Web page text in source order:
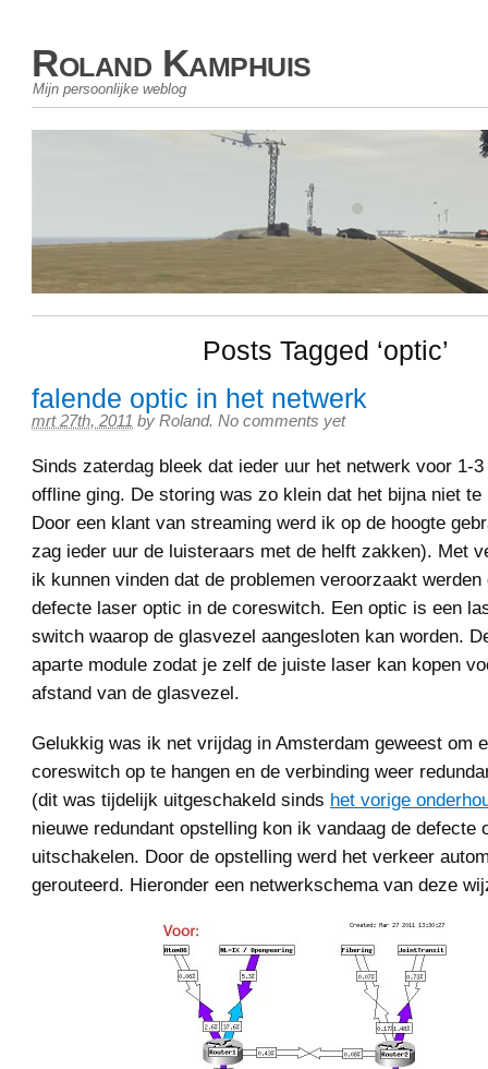
Roland Kamphuis
Mijn persoonlijke weblog
Posts Tagged ‘optic’
falende optic in het netwerk
mrt 27th, 2011 by Roland. No comments yet
Sinds zaterdag bleek dat ieder uur het netwerk voor 1-
offline ging. De storing was zo klein dat het bijna niet te
Door een klant van streaming werd ik op de hoogte
zag ieder uur de luisteraars met de helft zakken). Met
ik kunnen vinden dat de problemen veroorzaakt werden
defecte laser optic in de coreswitch. Een optic is een
switch waarop de glasvezel aangesloten kan worden.
aparte module zodat je zelf de juiste laser kan kopen
afstand van de glasvezel.
Gelukkig was ik net vrijdag in Amsterdam geweest om
coreswitch op te hangen en de verbinding weer
(dit was tijdelijk uitgeschakeld sinds het vorige
nieuwe redundant opstelling kon ik vandaag de defecte
uitschakelen. Door de opstelling werd het verkeer
gerouteerd. Hieronder een netwerkschema van deze